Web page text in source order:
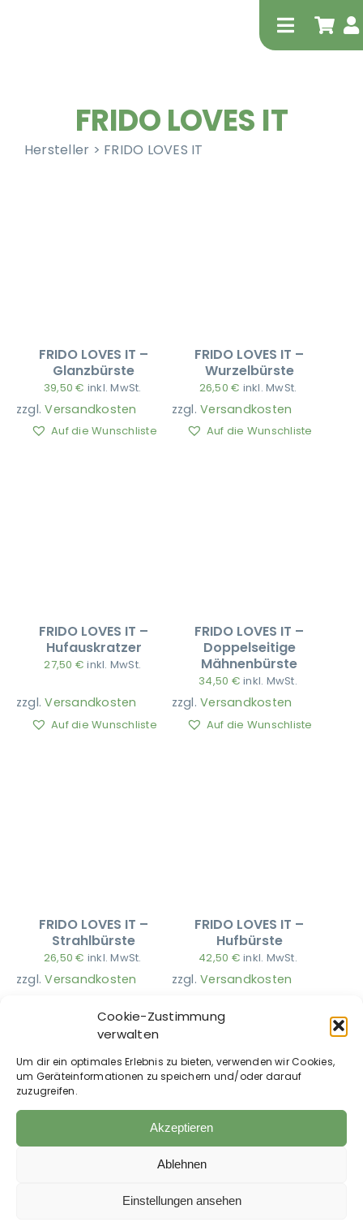
Cookie-Zustimmung
verwalten
Um dir ein optimales Erlebnis zu bieten, verwenden wir Cookies,
um Geräteinformationen zu speichern und/oder darauf
zuzugreifen.
Akzeptieren
Ablehnen
Einstellungen ansehen
Toggle
FRIDO LOVES IT
Hersteller > FRIDO LOVES IT
FRIDO LOVES IT –
Glanzbürste
39,50€ inkl. MwSt.
zzgl.Versandkosten
Auf die Wunschliste
FRIDO LOVES IT –
Wurzelbürste
26,50€ inkl. MwSt.
zzgl.Versandkosten
Auf die Wunschliste
FRIDO LOVES IT –
Hufauskratzer
27,50 € inkl. MwSt.
zzgl.Versandkosten
Auf die Wunschliste
FRIDO LOVES IT –
Doppelseitige
Mähnenbürste
34,50 € inkl. MwSt.
zzgl.Versandkosten
Auf die Wunschliste
FRIDO LOVES IT –
Strahlbürste
26,50€ inkl. MwSt.
zzgl.Versandkosten
FRIDO LOVES IT –
Hufbürste
42,50 € inkl. MwSt.
zzgl.Versandkosten
FRIDO LOVES IT –
FRIDO LOVES IT –